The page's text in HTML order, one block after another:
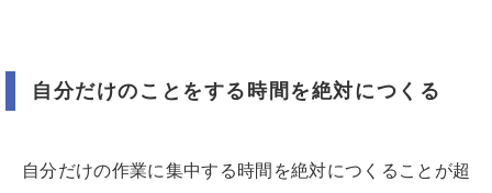
自分だけのことをする時間を絶対につくる
自分だけの作業に集中する時間を絶対につくることが超